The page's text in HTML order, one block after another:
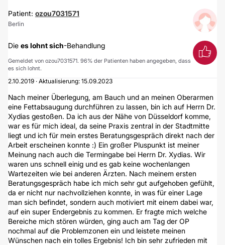
Patient: ozou7031571
Berlin
Die es lohnt sich-Behandlung
Gemeldet von ozou7031571. 96% der Patienten haben angegeben, dass
es sich lohnt.
2.10.2019 · Aktualisierung: 15.09.2023
Nach meiner Überlegung, am Bauch und an meinen Oberarmen
eine Fettabsaugung durchführen zu lassen, bin ich auf Herrn Dr.
Xydias gestoßen. Da ich aus der Nähe von Düsseldorf komme,
war es für mich ideal, da seine Praxis zentral in der Stadtmitte
liegt und ich für mein erstes Beratungsgespräch direkt nach der
Arbeit erscheinen konnte :) Ein großer Pluspunkt ist meiner
Meinung nach auch die Termingabe bei Herrn Dr. Xydias. Wir
waren uns schnell einig und es gab keine wochenlangen
Wartezeiten wie bei anderen Ärzten. Nach meinem ersten
Beratungsgespräch habe ich mich sehr gut aufgehoben gefühlt,
da er nicht nur nachvollziehen konnte, in was für einer Lage
man sich befindet, sondern auch motiviert mit einem dabei war,
auf ein super Endergebnis zu kommen. Er fragte mich welche
Bereiche mich stören würden, ging auch am Tag der OP
nochmal auf die Problemzonen ein und leistete meinen
Wünschen nach ein tolles Ergebnis! Ich bin sehr zufrieden mit